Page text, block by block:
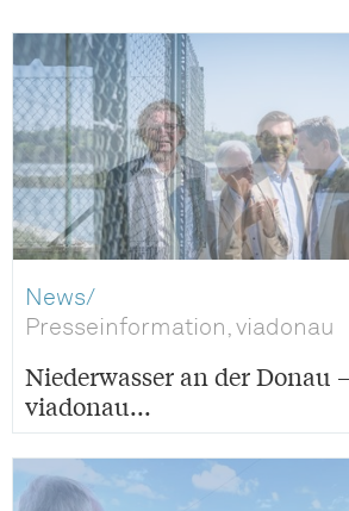
News/
Presseinformation, viadonau
Niederwasser an der Donau
viadonau...